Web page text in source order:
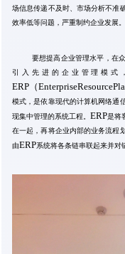
场信息传递不及时、市场分析不准
效率低等问题，严重制约企业发展。
要想提高企业管理水平，在
引入先进的企业管理模式
ERP（
模式，是依靠现代的计算机网络通
现集中管理的系统工程。 ERP是将
在一起，再将企业内部的业务流程
由ERP系统将各条链串联起来并对